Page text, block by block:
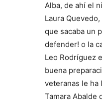
Alba, de ahí el
Laura
que sacaba un
defender! o la
Leo Rodríguez
buena
veteranas le ha
Tamara Abalde